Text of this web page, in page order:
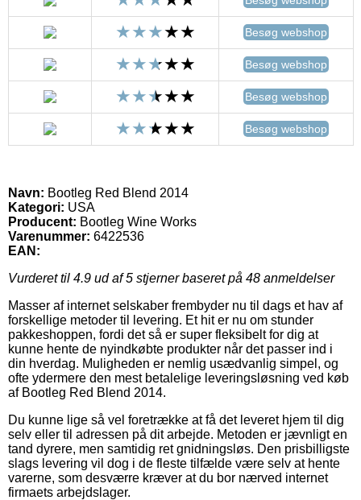
Besøg webshop
Besøg webshop
Besøg webshop
Besøg webshop
Navn: Bootleg Red Blend 2014
Kategori: USA
Producent: Bootleg Wine Works
Varenummer: 6422536
EAN:
Vurderet til 4.9 ud af 5 stjerner baseret på 48 anmeldelser
Masser af internet selskaber frembyder nu til dags et hav af
forskellige metoder til levering. Et hit er nu om stunder
pakkeshoppen, fordi det så er super fleksibelt for dig at
kunne hente de nyindkøbte produkter når det passer ind i
din hverdag. Muligheden er nemlig usædvanlig simpel, og
ofte ydermere den mest betalelige leveringsløsning ved køb
af Bootleg Red Blend 2014.
Du kunne lige så vel foretrække at få det leveret hjem til dig
selv eller til adressen på dit arbejde. Metoden er jævnligt en
tand dyrere, men samtidig ret gnidningsløs. Den prisbilligste
slags levering vil dog i de fleste tilfælde være selv at hente
varerne, som desværre kræver at du bor nærved internet
firmaets arbejdslager.